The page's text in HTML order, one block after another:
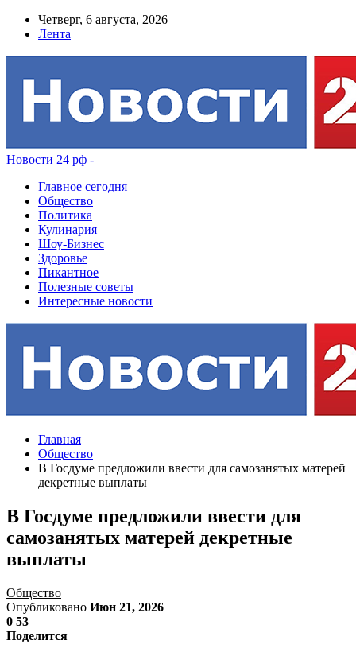
Четверг, 6 августа, 2026
Лента
Новости 24 рф -
Главное сегодня
Общество
Политика
Кулинария
Шоу-Бизнес
Здоровье
Пикантное
Полезные советы
Интересные новости
Главная
Общество
В Госдуме предложили ввести для самозанятых матерей
декретные выплаты
В Госдуме предложили ввести для
самозанятых матерей декретные
выплаты
Общество
Опубликовано Июн 21, 2026
0 53
Поделится